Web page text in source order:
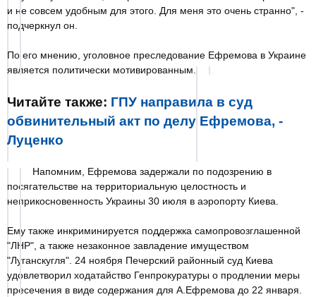
и не совсем удобным для этого. Для меня это очень странно", -
подчеркнул он.
По его мнению, уголовное преследование Ефремова в Украине
является политически мотивированным.
Читайте также: ГПУ направила в суд
обвинительный акт по делу Ефремова, -
Луценко
Напомним, Ефремова задержали по подозрению в
посягательстве на территориальную целостность и
неприкосновенность Украины 30 июля в аэропорту Киева.
Ему также инкриминируется поддержка самопровозглашенной
"ЛНР", а также незаконное завладение имуществом
"Луганскугля". 24 ноября Печерский районный суд Киева
удовлетворил ходатайство Генпрокуратуры о продлении меры
пресечения в виде содержания для А.Ефремова до 22 января.